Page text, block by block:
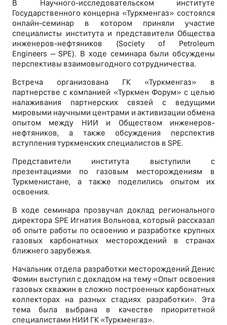
В Научного-исследовательском институте
Государственного концерна «Туркменгаз» состоялся
онлайн-семинар в котором приняли участие
специалисты института и представители Общества
инженеров-нефтяников (Society of Petroleum
Engineers – SPE). В ходе семинара были обсуждены
перспективы взаимовыгодного сотрудничества.
Встреча организована ГК «Туркменгаз» в
партнерстве с компанией «Туркмен Форум» с целью
налаживания партнерских связей с ведущими
мировыми научными центрами и активизации обмена
опытом между НИИ и Обществом инженеров-
нефтяников, а также обсуждения перспектив
вступления туркменских специалистов в SPE.
Представители института выступили с
презентациями по газовым месторождениям в
Туркменистане, а также поделились опытом их
освоения.
В ходе семинара прозвучал доклад регионального
директора SPE Игнатия Вольнова, который рассказал
об опыте работы по освоению и разработке крупных
газовых карбонатных месторождений в странах
ближнего зарубежья.
Начальник отдела разработки месторождений Денис
Фомин выступил с докладом на тему «Опыт освоения
газовых скважин в сложно построенных карбонатных
коллекторах на разных стадиях разработки». Эта
тема была выбрана в качестве приоритетной
специалистами НИИ ГК «Туркменгаз».